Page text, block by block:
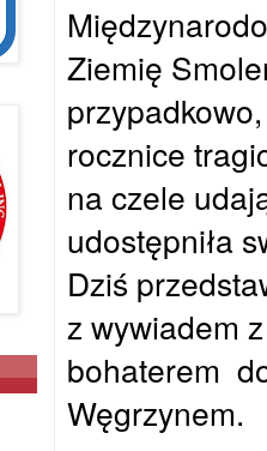
Ziemię
rocznice
na czele
udostępniła
Dziś
z wywiadem
bohaterem
Węgrzynem.